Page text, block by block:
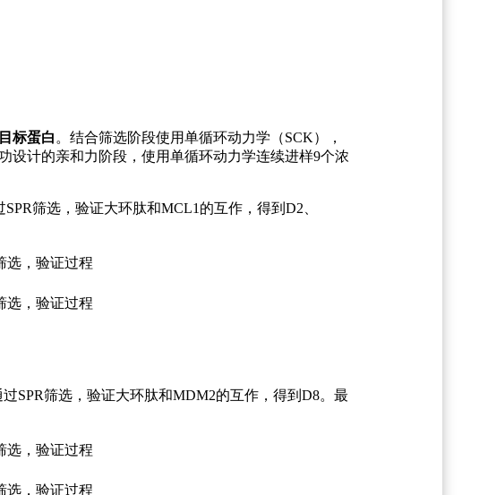
标蛋白 。结合筛选阶段使用单循环动力学（SCK），
设计的亲和力阶段，使用单循环动力学连续进样9个浓
筛选，验证大环肽和MCL1的互作，得到D2、
SPR筛选，验证大环肽和MDM2的互作，得到D8。最